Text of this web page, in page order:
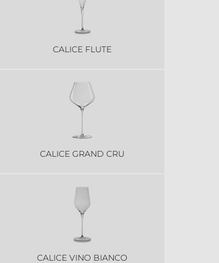
CALICE FLUTE
CALICE GRAND CRU
CALICE VINO BIANCO